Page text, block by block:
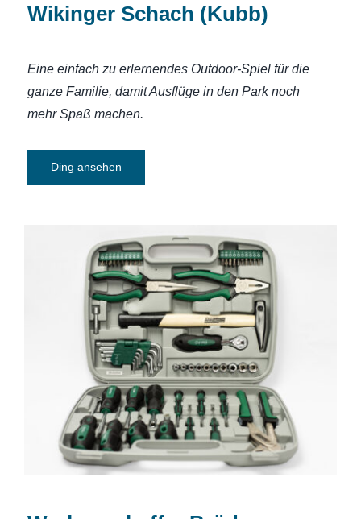
Wikinger Schach (Kubb)
Eine einfach zu erlernendes Outdoor-Spiel für die
ganze Familie, damit Ausflüge in den Park noch
mehr Spaß machen.
Ding ansehen
Werkzeugkoffer Brüder Mannesmann
M29057